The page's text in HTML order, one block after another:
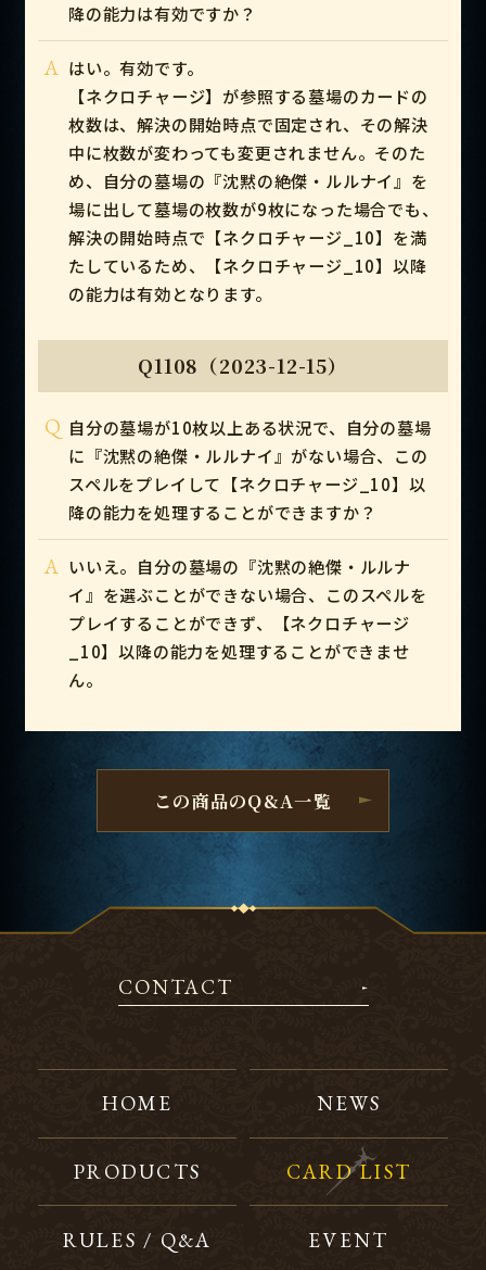
降の能力は有効ですか？
A はい。有効です。
【ネクロチャージ】が参照する墓場のカードの
枚数は、解決の開始時点で固定され、その解決
中に枚数が変わっても変更されません。そのた
め、自分の墓場の『沈黙の絶傑・ルルナイ』を
場に出して墓場の枚数が9枚になった場合でも、
解決の開始時点で【ネクロチャージ_10】を満
たしているため、【ネクロチャージ_10】以降
の能力は有効となります。
Q1108（2023-12-15）
Q 自分の墓場が10枚以上ある状況で、自分の墓場
に『沈黙の絶傑・ルルナイ』がない場合、この
スペルをプレイして【ネクロチャージ_10】以
降の能力を処理することができますか？
A いいえ。自分の墓場の『沈黙の絶傑・ルルナ
イ』を選ぶことができない場合、このスペルを
プレイすることができず、【ネクロチャージ
_10】以降の能力を処理することができませ
ん。
この商品のQ&A一覧
CONTACT
HOME NEWS
PRODUCTS CARD LIST
RULES / Q&A EVENT